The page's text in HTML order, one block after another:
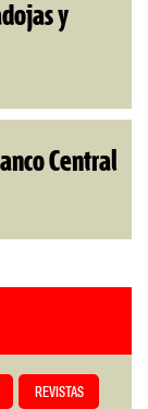
y
Central
REVISTAS